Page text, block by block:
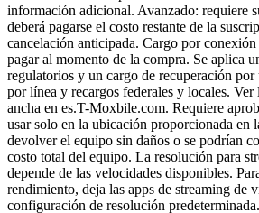
información adicional. Avanzado: requiere
deberá pagarse el costo restante de la
cancelación anticipada. Cargo por
pagar al momento de la compra. Se aplica
regulatorios y un cargo de recuperación por
por línea y recargos federales y locales. Ver
ancha en es.T-Moxbile.com. Requiere
usar solo en la ubicación proporcionada en
devolver el equipo sin daños o se podrían
costo total del equipo. La resolución para
depende de las velocidades disponibles.
rendimiento, deja las apps de streaming de
configuración de resolución